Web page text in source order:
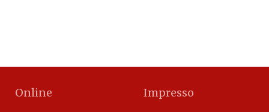
Online Impresso